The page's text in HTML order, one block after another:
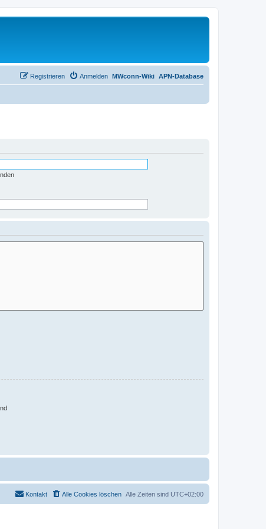
APN-Database
MWconn-Wiki
Anmelden
Registrieren
Alle Zeiten sind UTC+02:00
Alle Cookies löschen
Kontakt